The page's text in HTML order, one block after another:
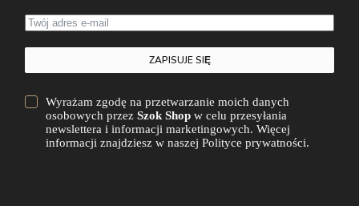
ZAPISUJE SIĘ
Wyrażam zgodę na przetwarzanie moich danych
osobowych przezSzok Shop w celu przesyłania
newslettera i informacji marketingowych. Więcej
informacji znajdziesz w naszej Polityce prywatności.